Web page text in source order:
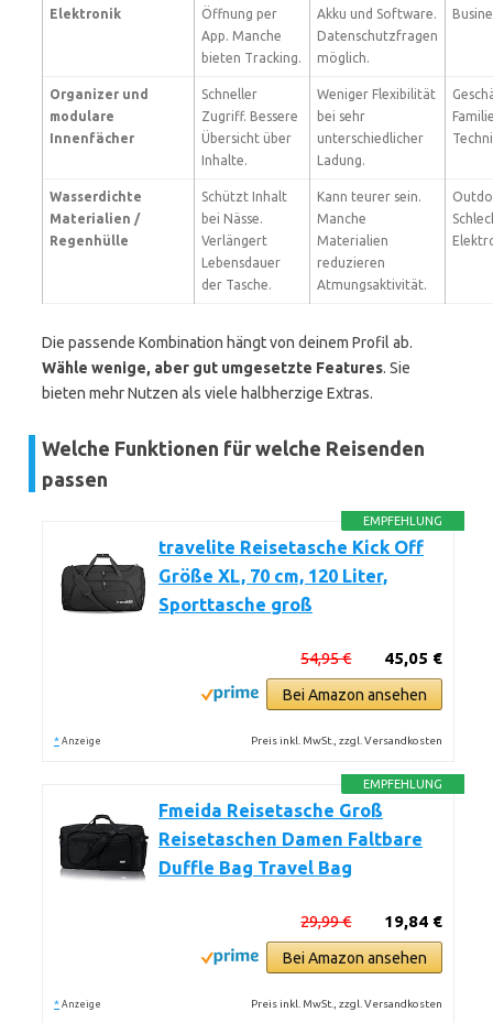
Elektronik
Öffnung per
App. Manche
bieten Tracking.
Akku und Software.
Datenschutzfragen
möglich.
Organizer und
modulare
Innenfächer
Schneller
Zugriff. Bessere
Übersicht über
Inhalte.
Weniger Flexibilität
bei sehr
unterschiedlicher
Ladung.
Wasserdichte
Materialien /
Regenhülle
Schützt Inhalt
bei Nässe.
Verlängert
Lebensdauer
der Tasche.
Kann teurer sein.
Manche
Materialien
reduzieren
Atmungsaktivität.
Die passende Kombination hängt von deinem Profil ab.
Wähle wenige, aber gut umgesetzte Features. Sie
bieten mehr Nutzen als viele halbherzige Extras.
Welche Funktionen für welche Reisenden
passen
EMPFEHLUNG
travelite Reisetasche Kick Off
Größe XL, 70 cm, 120 Liter,
Sporttasche groß
45,05 €
54,95 €
Bei Amazon ansehen
* Anzeige Preis inkl. MwSt., zzgl. Versandkosten
EMPFEHLUNG
Fmeida Reisetasche Groß
Reisetaschen Damen Faltbare
Duffle Bag Travel Bag
19,84 €
29,99 €
Bei Amazon ansehen
* Anzeige Preis inkl. MwSt., zzgl. Versandkosten